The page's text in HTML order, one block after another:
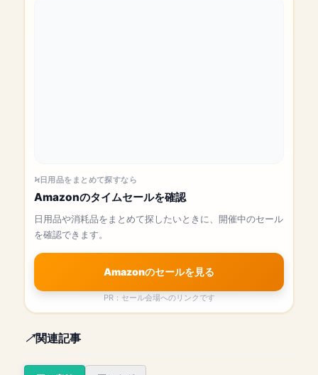
日用品をまとめて探すなら
Amazonのタイムセールを確認
日用品や消耗品をまとめて探したいときに、開催中のセール
を確認できます。
Amazonのセールを見る
PR：セール会場へのリンクです
関連記事